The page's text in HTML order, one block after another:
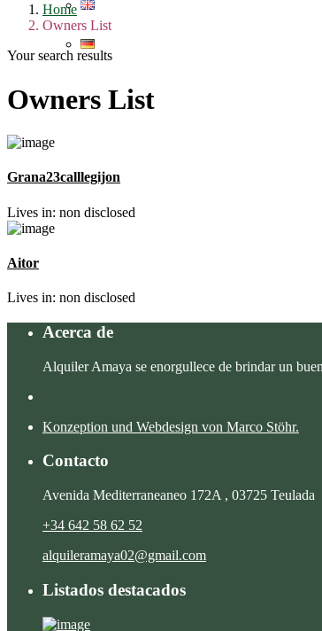
Home
Owners List
Your search results
Owners List
Grana23calllegijon
Lives in: non disclosed
Aitor
Lives in: non disclosed
Acerca de
Alquiler Amaya se enorgullece de brindar un
Konzeption und Webdesign von Marco Stöhr.
Contacto
Avenida Mediterraneaneo 172A , 03725 Teulada
+34 642 58 62 52
alquileramaya02@gmail.com
Listados destacados